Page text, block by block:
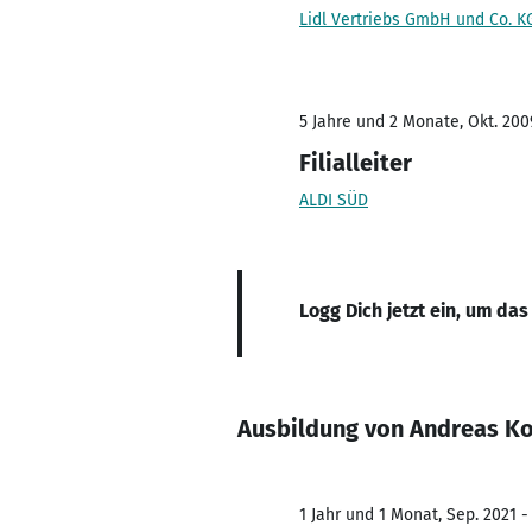
Lidl Vertriebs GmbH und Co.
5 Jahre und 2 Monate, Okt.
Filialleiter
ALDI SÜD
Logg Dich jetzt ein, um
Ausbildung von Andreas
1 Jahr und 1 Monat, Sep. 2021